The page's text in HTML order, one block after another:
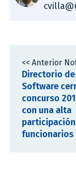
<< Anterior
Directorio de
Software
concurso
con una alta
funcionarios